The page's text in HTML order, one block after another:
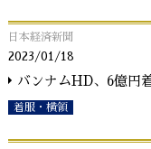
日本経済新聞
2023/01/18
バンナムHD、6億円
着服・横領